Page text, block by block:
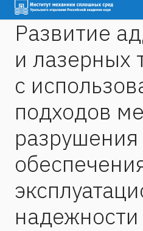
Развитие
и лазерных
с
подходов
разрушения
надежности